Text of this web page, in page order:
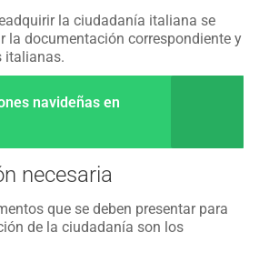
la ciudadanía italiana se
la documentación correspondiente y
italianas.
navideñas en
necesaria
que se deben presentar para
de la ciudadanía son los